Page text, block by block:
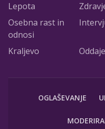
Lepota
Osebna rast in
odnosi
Kraljevo Oddaje
OGLAŠEVANJE